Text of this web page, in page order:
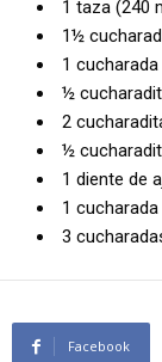
1 taza (240
1½
1
½
2
½
1 diente de
1
3
Facebook